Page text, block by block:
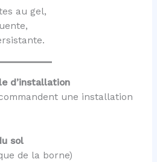
au gel,
d’installation
une installation
sol
de la borne)